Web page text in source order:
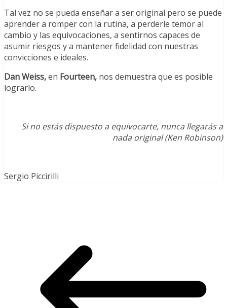
Tal vez no se pueda enseñar a ser original pero se puede
aprender a romper con la rutina, a perderle temor al
cambio y las equivocaciones, a sentirnos capaces de
asumir riesgos y a mantener fidelidad con nuestras
convicciones e ideales.
Dan Weiss,en Fourteen, nos demuestra que es posible
lograrlo.
Si no estás dispuesto a equivocarte, nunca llegarás a
nada original (Ken Robinson)
Sergio Piccirilli